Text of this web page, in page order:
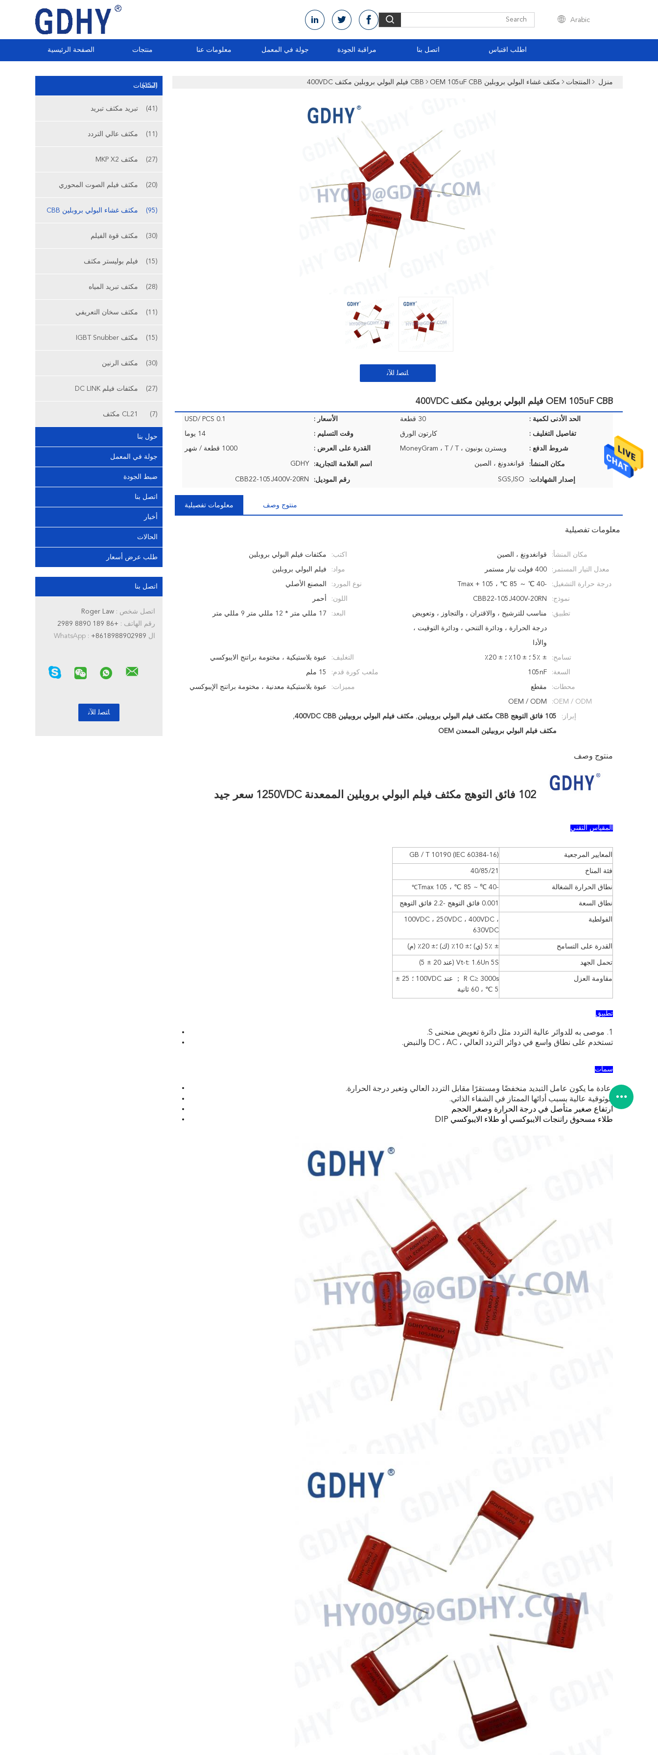
Arabic
الصفحة الرئيسية منتجات معلومات عنا جولة في المعمل مراقبة الجودة اتصل بنا اطلب اقتباس
المنتجات(357)
تبريد مكثف تبريد (41)
مكثف عالي التردد (11)
مكثف MKP X2 (27)
مكثف فيلم الصوت المحوري (20)
مكثف غشاء البولي بروبلين CBB (95)
مكثف قوة الفيلم (30)
فيلم بوليستر مكثف (15)
مكثف تبريد المياه (28)
مكثف سخان التعريفي (11)
مكثف IGBT Snubber (15)
مكثف الرنين (30)
مكثفات فيلم DC LINK (27)
CL21 مكثف (7)
حول بنا
جولة في المعمل
ضبط الجودة
اتصل بنا
أخبار
الحالات
طلب عرض أسعار
اتصل بنا
اتصل شخص :
رقم الهاتف : +86 189 8890 2989
ال WhatsApp : +8618988902989
منزل المنتجات مكثف غشاء البولي بروبلين CBB OEM 105uF CBB فيلم البولي بروبلين مكثف 400VDC
ﺎﺘﺼﻟ ﺍﻶﻧ
OEM 105uF CBB فيلم البولي بروبلين مكثف 400VDC
الحد الأدنى لكمية : 30 قطعة الأسعار : 0.1 USD/ PCS
تفاصيل التغليف : كارتون الورق وقت التسليم : 14 يوما
شروط الدفع : ويسترن يونيون ، MoneyGram ، T / T القدرة على العرض : 1000 قطعة / شهر
مكان المنشأ: قوانغدونغ ، الصين اسم العلامة التجارية: GDHY
إصدار الشهادات: SGS,ISO رقم الموديل: CBB22-105J400V-20RN
معلومات تفصيلية منتوج وصف
معلومات تفصيلية
مكان المنشأ: قوانغدونغ ، الصين اكتب: مكثفات فيلم البولي بروبلين
معدل التيار المستمر: 400 فولت تيار مستمر مواد: فيلم البولي بروبلين
درجة حرارة التشغيل: -40 ℃ ～ 85 ℃ ، Tmax + 105 نوع المورد: المصنع الأصلي
نموذج: CBB22-105J400V-20RN اللون: أحمر
تطبيق: مناسب للترشيح ، والاقتران ، والتجاوز ، وتعويض
درجة الحرارة ، ودائرة التنحي ، ودائرة التوقيت ،
والأدا
البعد: 17 مللي متر * 12 مللي متر 9 مللي متر
تسامح: ± 5٪ ؛ ± 10٪ ؛ ± 20٪ التغليف: عبوة بلاستيكية ، مختومة براتنج الايبوكسي
السعة: 105nF ملعب كورة قدم: 15 ملم
محطات: مقطع مميزات: عبوة بلاستيكية معدنية ، مختومة براتنج الإيبوكسي
OEM / ODM:
OEM / ODM
إبراز: 105 فائق التوهج CBB مكثف فيلم البولي بروبيلين , مكثف فيلم البولي بروبيلين 400VDC CBB ,
مكثف فيلم البولي بروبيلين الممعدن OEM
منتوج وصف
102 فائق التوهج مكثف فيلم البولي بروبلين الممعدنة 1250VDC سعر جيد
المقياس التقني
المعايير المرجعية GB / T 10190 (IEC 60384-16)
فئة المناخ 40/85/21
نطاق الحرارة الشغالة -40 ℃ ~ 85 ℃ ، Tmax 105 ℃
نطاق السعة 0.001 فائق التوهج -2.2 فائق التوهج
الفولطية
100VDC ، 250VDC ، 400VDC ،
630VDC
القدرة على التسامح ± 5٪ (ي) ؛ ± 10٪ (ك) ؛ ± 20٪ (م)
تحمل الجهد Vt-t: 1.6Un 5S (عند 20 ± 5)
مقاومة العزل
R C≥ 3000s ； عند 100VDC ؛ 25 ±
5 ℃ ، 60 ثانية
تطبيق
1. موصى به للدوائر عالية التردد مثل دائرة تعويض منحنى S.
تستخدم على نطاق واسع في دوائر التردد العالي ، DC ، AC والنبض.
سمات
عادة ما يكون عامل التبديد منخفضًا ومستقرًا مقابل التردد العالي وتغير درجة الحرارة.
موثوقية عالية بسبب أدائها الممتاز في الشفاء الذاتي.
ارتفاع صغير متأصل في درجة الحرارة وصغر الحجم
طلاء مسحوق راتنجات الايبوكسي أو طلاء الايبوكسي DIP